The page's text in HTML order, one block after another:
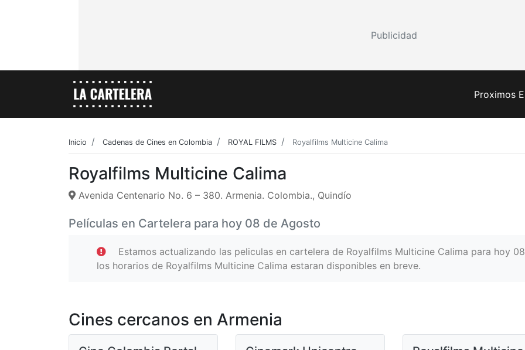
Publicidad
Proximos
Inicio Cadenas de Cines en Colombia ROYAL FILMS Royalfilms Multicine Calima
Royalfilms Multicine Calima
Avenida Centenario No. 6 – 380. Armenia. Colombia., Quindío
Películas en Cartelera para hoy 08 de Agosto
Estamos actualizando las peliculas en cartelera de Royalfilms Multicine Calima para hoy
los horarios de Royalfilms Multicine Calima estaran disponibles en breve.
Cines cercanos en Armenia